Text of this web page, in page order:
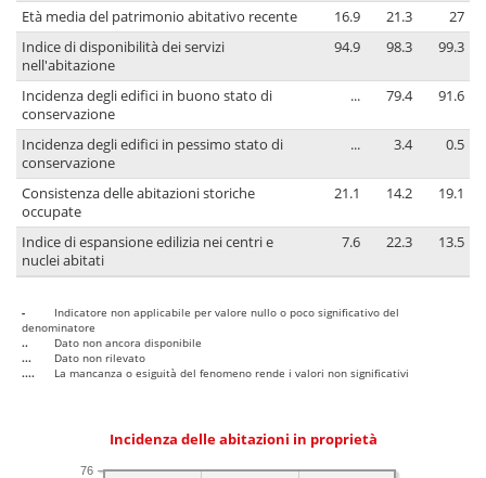
Età media del patrimonio abitativo recente 16.9 21.3
27
Indice di disponibilità dei servizi
nell'abitazione
94.9 98.3 99.3
Incidenza degli edifici in buono stato di
conservazione
... 79.4 91.6
Incidenza degli edifici in pessimo stato di
conservazione
... 3.4 0.5
Consistenza delle abitazioni storiche
occupate
21.1 14.2 19.1
Indice di espansione edilizia nei centri e
nuclei abitati
7.6 22.3 13.5
-
Indicatore non applicabile per valore nullo o poco significativo del
denominatore
..
Dato non ancora disponibile
...
Dato non rilevato
....
La mancanza o esiguità del fenomeno rende i valori non significativi
Incidenza delle abitazioni in proprietà
76